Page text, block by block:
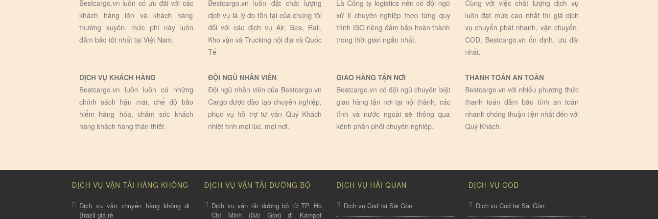
Bestcargo.vn luôn có ưu đãi với các
khách hàng lớn và khách hàng
thường xuyên, mức phí này luôn
đảm bảo tôt nhất tại Việt Nam.
Bestcargo.vn luôn đặt chất lượng
dịch vụ là lý do tồn tại của chúng tôi
đối với các dịch vụ Air, Sea, Rail,
Kho vận và Trucking nội địa và Quốc
Tế
Là Công ty logistics nên có đội ngũ
xử lí chuyên nghiệp theo từng quy
trình ISO riêng đảm bảo hoàn thành
trong thời gian ngắn nhất.
Cùng với việc chất lượng dịch vụ
luôn đạt mức cao nhất thì giá dịch
vụ chuyển phát nhanh, vận chuyển,
COD, Bestcargo.vn ổn định, ưu đãi
nhất.
DỊCH VỤ KHÁCH HÀNG
Bestcargo.vn luôn luôn có những
chính sách hậu mãi, chế độ bảo
hiểm hàng hóa, chăm sóc khách
hàng khách hàng thân thiết.
ĐỘI NGŨ NHÂN VIÊN
Đội ngũ nhân viên của Bestcargo.vn
Cargo được đào tạo chuyên nghiệp,
phục vụ hỗ trợ tư vấn Quý Khách
nhiệt tình mọi lúc, mọi nơi.
GIAO HÀNG TẬN NƠI
Bestcargo.vn có đội ngũ chuyên biệt
giao hàng tận nơi tại nội thành, các
tỉnh và nước ngoài sẽ thông qua
kênh phân phối chuyên nghiệp.
THANH TOÁN AN TOÀN
Bestcargo.vn với nhiếu phương thức
thanh toán đảm bảo tính an toàn
nhanh chóng thuận tiện nhất đến với
Quý Khách.
DỊCH VỤ VẬN TẢI HÀNG KHÔNG
Dịch vụ vận chuyển hàng không đi
Brazil giá rẻ
DỊCH VỤ VẬN TẢI ĐƯỜNG BỘ
Dịch vụ vận tải đường bộ từ TP. Hồ
Chí Minh (Sài Gòn) đi Kampot
DỊCH VỤ HẢI QUAN
Dịch vụ Cod tại Sài Gòn
DỊCH VỤ COD
Dịch vụ Cod tại Sài Gòn